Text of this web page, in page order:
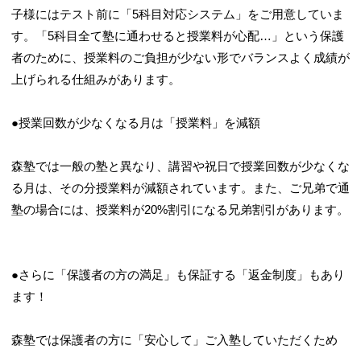
子様にはテスト前に「5科目対応システム」をご用意していま
す。「5科目全て塾に通わせると授業料が心配…」という保護
者のために、授業料のご負担が少ない形でバランスよく成績が
上げられる仕組みがあります。
●授業回数が少なくなる月は「授業料」を減額
森塾では一般の塾と異なり、講習や祝日で授業回数が少なくな
る月は、その分授業料が減額されています。また、ご兄弟で通
塾の場合には、授業料が20%割引になる兄弟割引があります。
●さらに「保護者の方の満足」も保証する「返金制度」もあり
ます！
森塾では保護者の方に「安心して」ご入塾していただくため